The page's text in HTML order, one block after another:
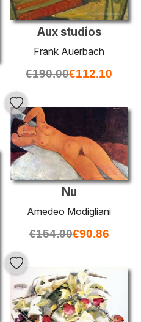
Aux studios
Frank Auerbach
€190.00€112.10
Nu
Amedeo Modigliani
€154.00€90.86